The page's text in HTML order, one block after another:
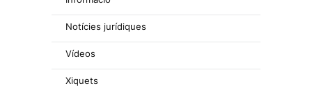
Notícies jurídiques
Vídeos
Xiquets